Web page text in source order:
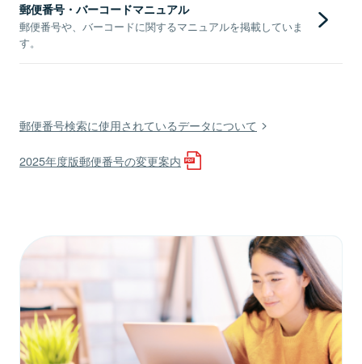
郵便番号・バーコードマニュアル
郵便番号や、バーコードに関するマニュアルを掲載していま
す。
郵便番号検索に使用されているデータについて
2025年度版郵便番号の変更案内